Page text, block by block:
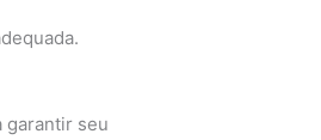
garantir seu